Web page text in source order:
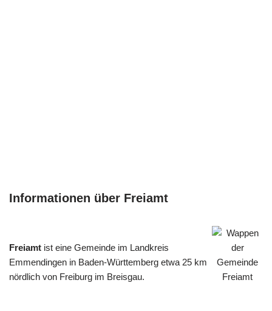
Informationen über Freiamt
Freiamt ist eine Gemeinde im Landkreis
Emmendingen in Baden-Württemberg etwa 25 km
nördlich von Freiburg im Breisgau.